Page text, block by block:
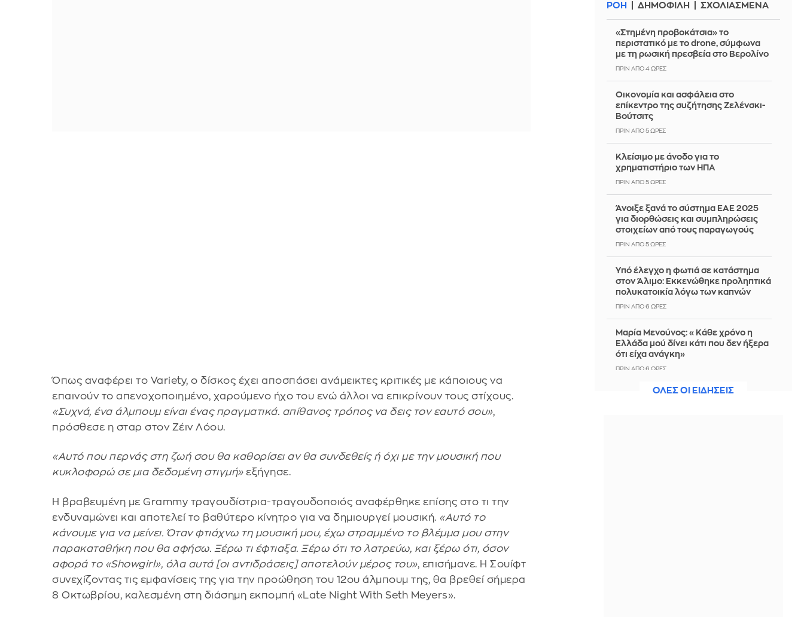
Όπως αναφέρει το Variety, o δίσκος έχει αποσπάσει ανάμεικτες κριτικές με κάποιους να
επαινούν το απενοχοποιημένο, χαρούμενο ήχο του ενώ άλλοι να επικρίνουν τους στίχους.
«Συχνά, ένα άλμπουμ είναι ένας πραγματικά. απίθανος τρόπος να δεις τον εαυτό σου»,
πρόσθεσε η σταρ στον Ζέιν Λόου.
«Αυτό που περνάς στη ζωή σου θα καθορίσει αν θα συνδεθείς ή όχι με την μουσική που
κυκλοφορώ σε μια δεδομένη στιγμή»εξήγησε.
Η βραβευμένη με Grammy τραγουδίστρια-τραγουδοποιός αναφέρθηκε επίσης στο τι την
ενδυναμώνει και αποτελεί το βαθύτερο κίνητρο για να δημιουργεί μουσική. «Αυτό το
κάνουμε για να μείνει. Όταν φτιάχνω τη μουσική μου, έχω στραμμένο το βλέμμα μου στην
παρακαταθήκη που θα αφήσω. Ξέρω τι έφτιαξα. Ξέρω ότι το λατρεύω, και ξέρω ότι, όσον
αφορά το «Showgirl», όλα αυτά [οι αντιδράσεις] αποτελούν μέρος του», επισήμανε. Η Σουίφτ
συνεχίζοντας τις εμφανίσεις της για την προώθηση του 12ου άλμπουμ της, θα βρεθεί σήμερα
8 Οκτωβρίου, καλεσμένη στη διάσημη εκπομπή «Late Night With Seth Meyers».
ΡΟΗ ΔΗΜΟΦΙΛΗ ΣΧΟΛΙΑΣΜΕΝΑ
«Στημένη προβοκάτσια» το
περιστατικό με το drone, σύμφωνα
με τη ρωσική πρεσβεία στο Βερολίνο
ΠΡΙΝ ΑΠΌ 4 ΏΡΕΣ
Οικονομία και ασφάλεια στο
επίκεντρο της συζήτησης Ζελένσκι-
Βούτσιτς
ΠΡΙΝ ΑΠΌ 5 ΏΡΕΣ
Κλείσιμο με άνοδο για το
χρηματιστήριο των ΗΠΑ
ΠΡΙΝ ΑΠΌ 5 ΏΡΕΣ
Άνοιξε ξανά το σύστημα ΕΑΕ 2025
για διορθώσεις και συμπληρώσεις
στοιχείων από τους παραγωγούς
ΠΡΙΝ ΑΠΌ 5 ΏΡΕΣ
Yπό έλεγχο η φωτιά σε κατάστημα
στον Άλιμο: Εκκενώθηκε προληπτικά
πολυκατοικία λόγω των καπνών
ΠΡΙΝ ΑΠΌ 6 ΏΡΕΣ
Μαρία Μενούνος: «Κάθε χρόνο η
Ελλάδα μού δίνει κάτι που δεν ήξερα
ότι είχα ανάγκη»
ΠΡΙΝ ΑΠΌ 6 ΏΡΕΣ
Η ξηρασία απειλεί την
ΟΛΕΣ ΟΙ ΕΙΔΗΣΕΙΣ